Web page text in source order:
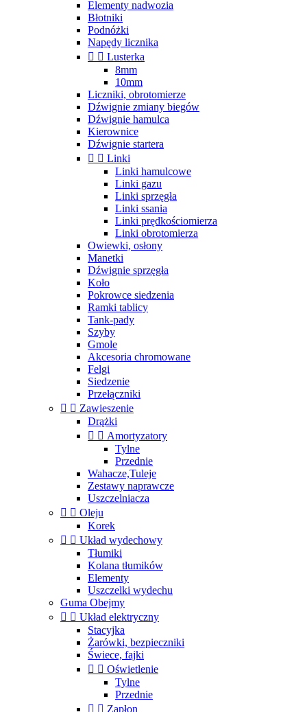
Elementy nadwozia
Błotniki
Podnóżki
Napędy licznika
  Lusterka
8mm
10mm
Liczniki, obrotomierze
Dźwignie zmiany biegów
Dźwignie hamulca
Kierownice
Dźwignie startera
  Linki
Linki hamulcowe
Linki gazu
Linki sprzęgła
Linki ssania
Linki prędkościomierza
Linki obrotomierza
Owiewki, osłony
Manetki
Dźwignie sprzęgła
Koło
Pokrowce siedzenia
Ramki tablicy
Tank-pady
Szyby
Gmole
Akcesoria chromowane
Felgi
Siedzenie
Przełączniki
  Zawieszenie
Drążki
  Amortyzatory
Tylne
Przednie
Wahacze,Tuleje
Zestawy naprawcze
Uszczelniacza
  Oleju
Korek
  Układ wydechowy
Tłumiki
Kolana tłumików
Elementy
Uszczelki wydechu
Guma Obejmy
  Układ elektryczny
Stacyjka
Żarówki, bezpieczniki
Świece, fajki
  Oświetlenie
Tylne
Przednie
  Zapłon